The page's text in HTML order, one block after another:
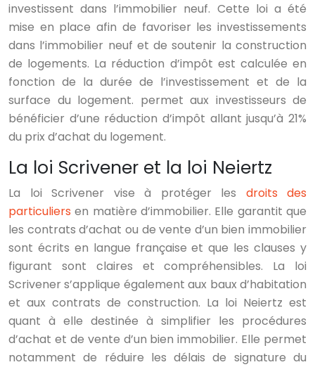
investissent dans l’immobilier neuf. Cette loi a été
mise en place afin de favoriser les investissements
dans l’immobilier neuf et de soutenir la construction
de logements. La réduction d’impôt est calculée en
fonction de la durée de l’investissement et de la
surface du logement. permet aux investisseurs de
bénéficier d’une réduction d’impôt allant jusqu’à 21%
du prix d’achat du logement.
La loi Scrivener et la loi Neiertz
La loi Scrivener vise à protéger les droits des
particuliers en matière d’immobilier. Elle garantit que
les contrats d’achat ou de vente d’un bien immobilier
sont écrits en langue française et que les clauses y
figurant sont claires et compréhensibles. La loi
Scrivener s’applique également aux baux d’habitation
et aux contrats de construction. La loi Neiertz est
quant à elle destinée à simplifier les procédures
d’achat et de vente d’un bien immobilier. Elle permet
notamment de réduire les délais de signature du